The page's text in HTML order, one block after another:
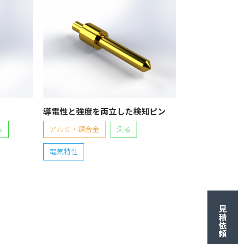
導電性と強度を両立した検知ピン
アルミ・銅合金 測る
電気特性
見積依頼